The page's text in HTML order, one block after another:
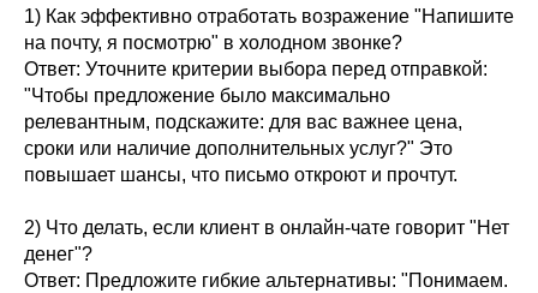
1) Как эффективно отработать возражение "Напишите
на почту, я посмотрю" в холодном звонке?
Ответ: Уточните критерии выбора перед отправкой:
"Чтобы предложение было максимально
релевантным, подскажите: для вас важнее цена,
сроки или наличие дополнительных услуг?" Это
повышает шансы, что письмо откроют и прочтут.
2) Что делать, если клиент в онлайн-чате говорит "Нет
денег"?
Ответ: Предложите гибкие альтернативы: "Понимаем.